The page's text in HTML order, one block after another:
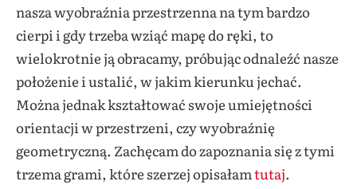
nasza wyobraźnia przestrzenna na tym bardzo
cierpi i gdy trzeba wziąć mapę do ręki, to
wielokrotnie ją obracamy, próbując odnaleźć nasze
położenie i ustalić, w jakim kierunku jechać.
Można jednak kształtować swoje umiejętności
orientacji w przestrzeni, czy wyobraźnię
geometryczną. Zachęcam do zapoznania się z tymi
trzema grami, które szerzej opisałamtutaj.